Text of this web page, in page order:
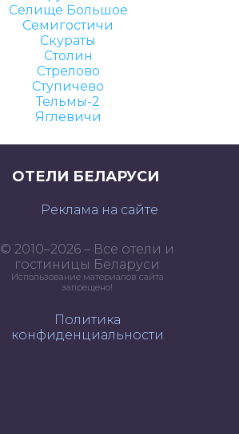
Селище Большое
Семигостичи
Скураты
Столин
Стрелово
Ступичево
Тельмы-2
Яглевичи
ОТЕЛИ БЕЛАРУСИ
Реклама на сайте
© 2010–2026 – Все отели и
гостиницы Беларуси
Использование материалов сайта
запрещено!
Политика
конфиденциальности